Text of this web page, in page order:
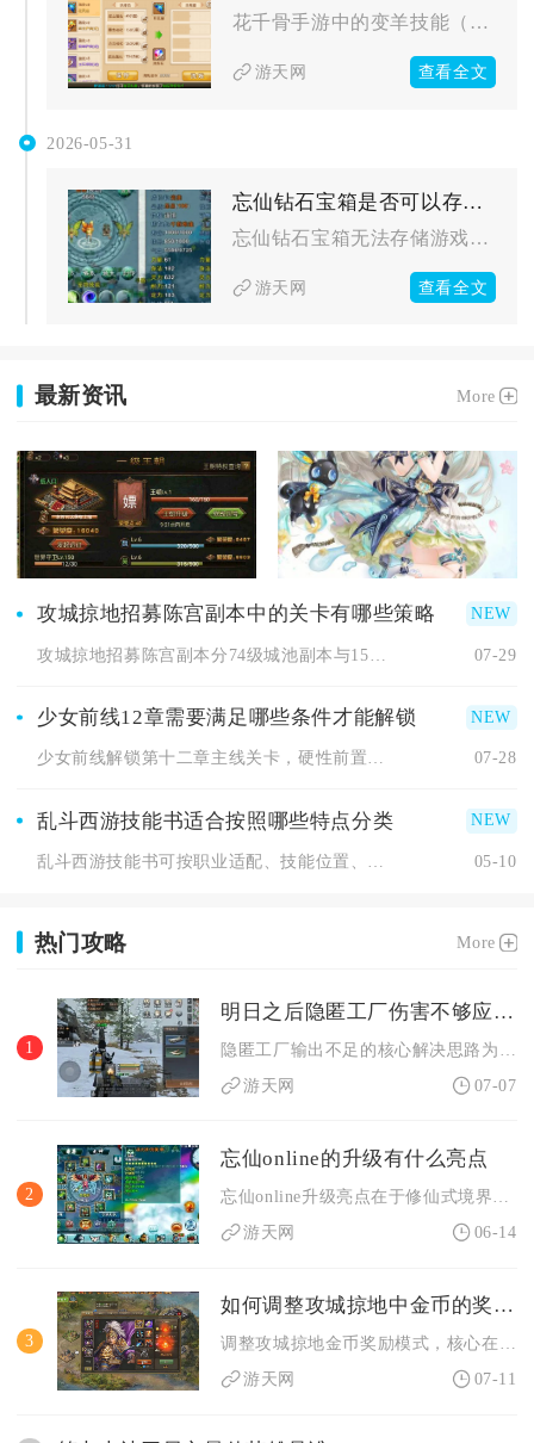
花千骨手游中的变羊技能（渡魂）可以被其他技能打断，且仅能被带...
游天网 查看全文
2026-05-31
忘仙钻石宝箱是否可以存储虚拟货币
忘仙钻石宝箱无法存储游戏内各类虚拟货币，不管是绑定银两、流通...
游天网 查看全文
最新资讯 More
攻城掠地招募陈宫副本中的关卡有哪些策略
07-29
少女前线12章需要满足哪些条件才能解锁
少女前线解锁第十二章主线关卡，硬性前置条件仅需通关主线普通难... 07-28
乱斗西游技能书适合按照哪些特点分类
05-10
热门攻略 More
1
明日之后隐匿工厂伤害不够应有何改善
游天网
07-07
2
忘仙online的升级有什么亮点
游天网
06-14
3
如何调整攻城掠地中金币的奖励模式
游天网
07-11